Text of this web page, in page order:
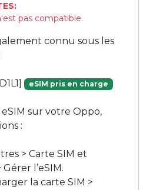
pas compatible.
connu sous les
eSIM pris en charge
sur votre Oppo,
:
> Carte SIM et
l’eSIM.
la carte SIM >